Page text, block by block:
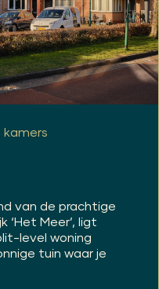
kamers
van de prachtige
‘Het Meer’, ligt
level woning
tuin waar je